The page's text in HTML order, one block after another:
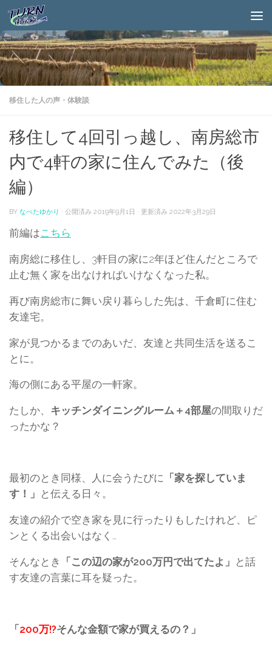
移住した人の声・体験談
移住して4回引っ越し、南房総市
内で4軒の家に住んでみた（後
編）
BY なべたゆかり · 公開済み 2019年9月1日 · 更新済み 2022年3月29日
前編はこちら
南房総に移住し、3軒目の家に2年ほど住んだところで
止む無く家を出なければいけなくなった私。
再び南房総市に舞い戻り暮らした先は、千倉町に住む
友達宅。
家が見つかるまでのあいだ、友達と共同生活を送るこ
とに。
海の側にある平屋の一軒家。
たしか、 キッチンダイニングルーム＋4部屋の間取りだ
ったかな？
最初のとき同様、人に会うたびに 「家を探していま
す！」 と伝える日々。
友達の紹介で空き家を見に行ったりもしたけれど、ピ
ンとくる出会いはなく…
そんなとき 「この辺の家が200万円で出てたよ」 と話
す友達の言葉に耳を疑った。
「 200万!?そんな金額で家が買えるの？」